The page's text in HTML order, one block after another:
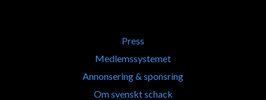
Press
Medlemssystemet
Annonsering & sponsring
Om svenskt schack